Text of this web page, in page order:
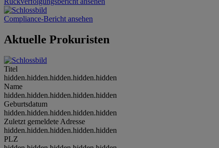
Compliance-Bericht ansehen
Aktuelle Prokuristen
Titel
hidden.hidden.hidden.hidden.hidden
Name
hidden.hidden.hidden.hidden.hidden
Geburtsdatum
hidden.hidden.hidden.hidden.hidden
Zuletzt gemeldete Adresse
hidden.hidden.hidden.hidden.hidden
PLZ